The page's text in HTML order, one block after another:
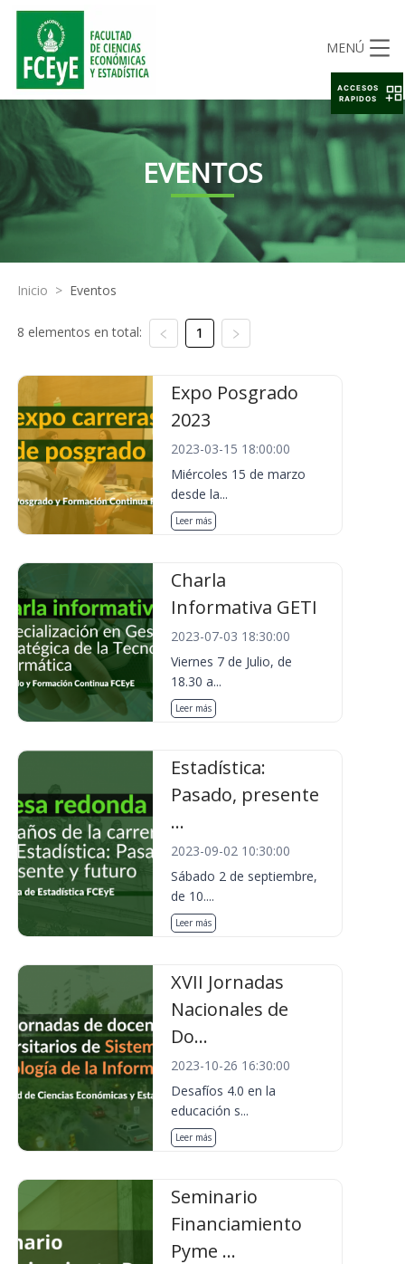
MENÚ
EVENTOS
Inicio > Eventos
8 elementos en total: 1
Expo Posgrado
2023
2023-03-15 18:00:00
Miércoles 15 de marzo
desde la...
Leer más
Charla
Informativa GETI
2023-07-03 18:30:00
Viernes 7 de Julio, de
18.30 a...
Leer más
Estadística:
Pasado, presente
...
2023-09-02 10:30:00
Sábado 2 de septiembre,
de 10....
Leer más
XVII Jornadas
Nacionales de
Do...
2023-10-26 16:30:00
Desafíos 4.0 en la
educación s...
Leer más
Seminario
Financiamiento
Pyme ...
ACCESOS
RAPIDOS